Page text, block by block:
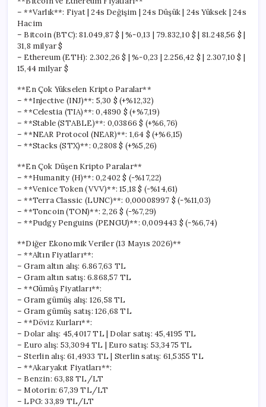
– **Varlık**: Fiyat | 24s Değişim | 24s Düşük | 24s Yüksek | 24s
Hacim
– Bitcoin (BTC): 81.049,87 $ | %-0,13 | 79.832,10 $ | 81.248,56 $ |
31,8 milyar $
– Ethereum (ETH): 2.302,26 $ | %-0,23 | 2.256,42 $ | 2.307,10 $ |
15,44 milyar $
**En Çok Yükselen Kripto Paralar**
– **Injective (INJ)**: 5,30 $ (+%12,32)
– **Celestia (TIA)**: 0,4890 $ (+%7,19)
– **Stable (STABLE)**: 0,03866 $ (+%6,76)
– **NEAR Protocol (NEAR)**: 1,64 $ (+%6,15)
– **Stacks (STX)**: 0,2808 $ (+%5,26)
**En Çok Düşen Kripto Paralar**
– **Humanity (H)**: 0,2402 $ (-%17,22)
– **Venice Token (VVV)**: 15,18 $ (-%14,61)
– **Terra Classic (LUNC)**: 0,00008997 $ (-%11,03)
– **Toncoin (TON)**: 2,26 $ (-%7,29)
– **Pudgy Penguins (PENGU)**: 0,009443 $ (-%6,74)
**Diğer Ekonomik Veriler (13 Mayıs 2026)**
– **Altın Fiyatları**:
– Gram altın alış: 6.867,63 TL
– Gram altın satış: 6.868,57 TL
– **Gümüş Fiyatları**:
– Gram gümüş alış: 126,58 TL
– Gram gümüş satış: 126,68 TL
– **Döviz Kurları**:
– Dolar alış: 45,4017 TL | Dolar satış: 45,4195 TL
– Euro alış: 53,3094 TL | Euro satış: 53,3475 TL
– Sterlin alış: 61,4933 TL | Sterlin satış: 61,5355 TL
– **Akaryakıt Fiyatları**:
– Benzin: 63,88 TL/LT
– Motorin: 67,39 TL/LT
– LPG: 33,89 TL/LT